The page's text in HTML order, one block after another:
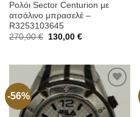
Ρολόι Sector Centurion με
ατσάλινο μπρασελέ –
R3253103645
270,00€
Original
130,00 €Current
-56%
Προσθήκη
στην
Wishlist